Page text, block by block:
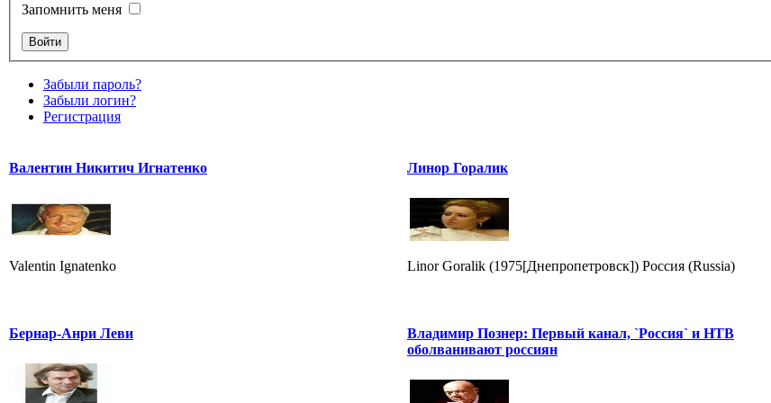
Запомнить меня
Забыли пароль?
Забыли логин?
Регистрация
Валентин Никитич Игнатенко
Valentin Ignatenko
Линор Горалик
Linor Goralik (1975[Днепропетровск]) Россия (Russia)
Бернар-Анри Леви
Владимир Познер: Первый канал, `Россия` и НТВ
оболванивают россиян